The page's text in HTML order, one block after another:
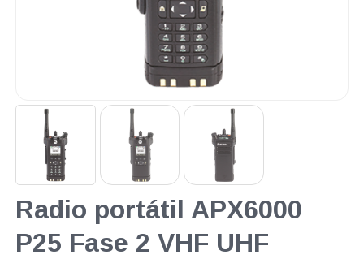
Radio portátil APX6000
P25 Fase 2 VHF UHF